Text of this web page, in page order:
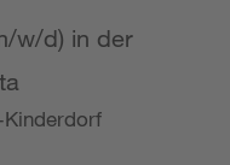
w/d) in der
Kinderdorf